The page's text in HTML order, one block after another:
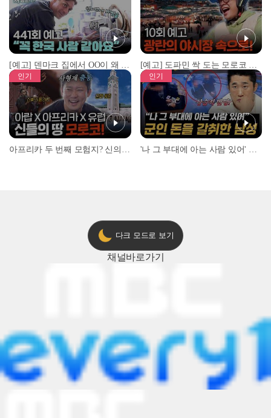
[예고] 덴마크 집에서 OO이 왜 나와...? 이상할 정도로 한국을 사랑하는 우리 형을 제보합니다! [예고] 도파민 싹 도는 모로코 야시장 투어!
인기 인기
다크 모드로 보기
채널바로가기